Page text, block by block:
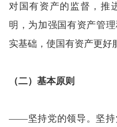
对国有资产的监督，推
明，为加强国有资产管
实基础，使国有资产更好
（二）基本原则
——坚持党的领导。坚持